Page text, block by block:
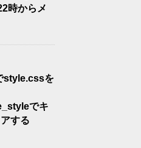
時からメ
style.cssを
でキ
する